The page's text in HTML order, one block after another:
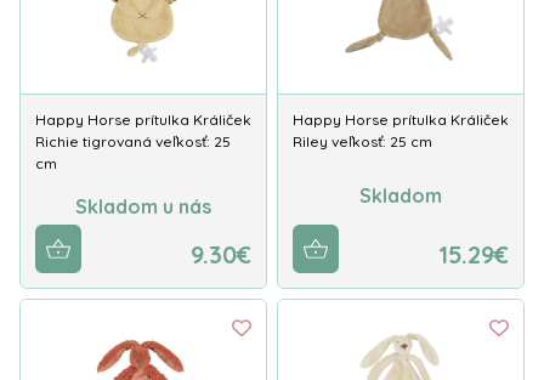
Happy Horse prítulka Králiček
Richie tigrovaná veľkosť: 25
cm
Skladom u nás
9.30€
Happy Horse prítulka Králiček
Riley veľkosť: 25 cm
Skladom
15.29€